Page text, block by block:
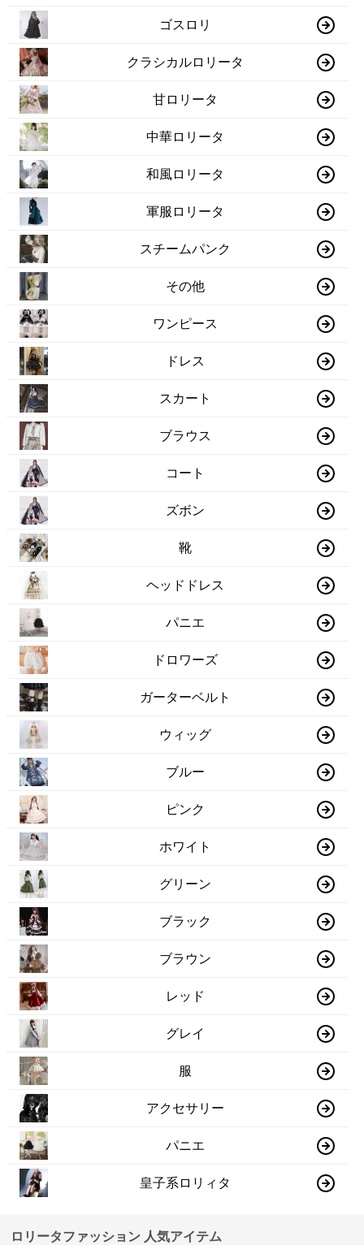
ゴスロリ
クラシカルロリータ
甘ロリータ
中華ロリータ
和風ロリータ
軍服ロリータ
スチームパンク
その他
ワンピース
ドレス
スカート
ブラウス
コート
ズボン
靴
ヘッドドレス
パニエ
ドロワーズ
ガーターベルト
ウィッグ
ブルー
ピンク
ホワイト
グリーン
ブラック
ブラウン
レッド
グレイ
服
アクセサリー
パニエ
皇子系ロリィタ
ロリータファッション 人気アイテム